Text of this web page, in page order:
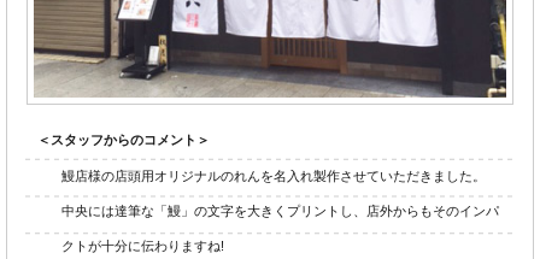
＜スタッフからのコメント＞
鰻店様の店頭用オリジナルのれんを名入れ製作させていただきました。
中央には達筆な「鰻」の文字を大きくプリントし、店外からもそのインパ
クトが十分に伝わりますね!